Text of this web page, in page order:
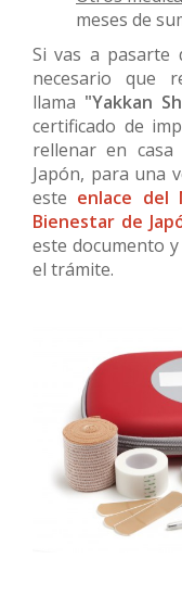
meses de
Si vas a pasarte
necesario que
llama "Yakkan
certificado de
rellenar en
Japón, para una
este enlace del
Bienestar de
este documento
el trámite.